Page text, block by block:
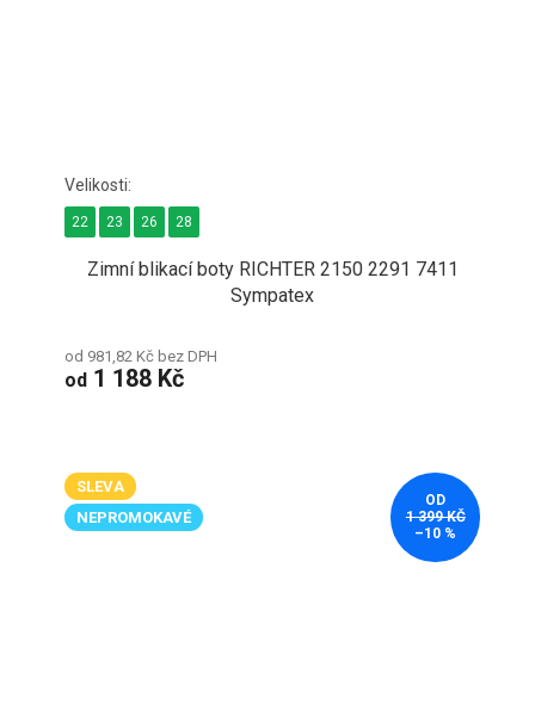
Zimní blikací boty RICHTER 2150 2291 7411
Sympatex
od 981,82 Kč bez DPH
od 1 188 Kč
22 23 26 28
SLEVA
NEPROMOKAVÉ
OD
1 399 KČ
–10 %